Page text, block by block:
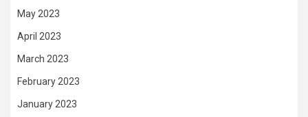
May 2023
April 2023
March 2023
February 2023
January 2023